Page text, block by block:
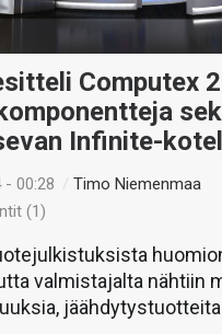
Computex
Infinite-
- 00:28 /Timo Niemenmaa
(1)
valmistajalta nähtiin